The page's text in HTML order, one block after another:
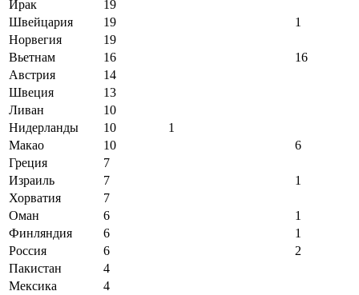
Ирак
19
Швейцария
19
1
Норвегия
19
Вьетнам
16
16
Австрия
14
Швеция
13
Ливан
10
Нидерланды
10
1
Макао
10
6
Греция
7
Израиль
7
1
Хорватия
7
Оман
6
1
Финляндия
6
1
Россия
6
2
Пакистан
4
Мексика
4